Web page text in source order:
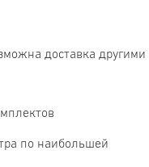
доставка другими
по наибольшей